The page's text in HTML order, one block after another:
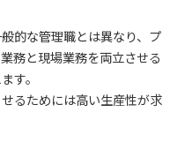
的な管理職とは異なり、 プ
務と現場業務を両立させる
す。
るためには高い生産性が求